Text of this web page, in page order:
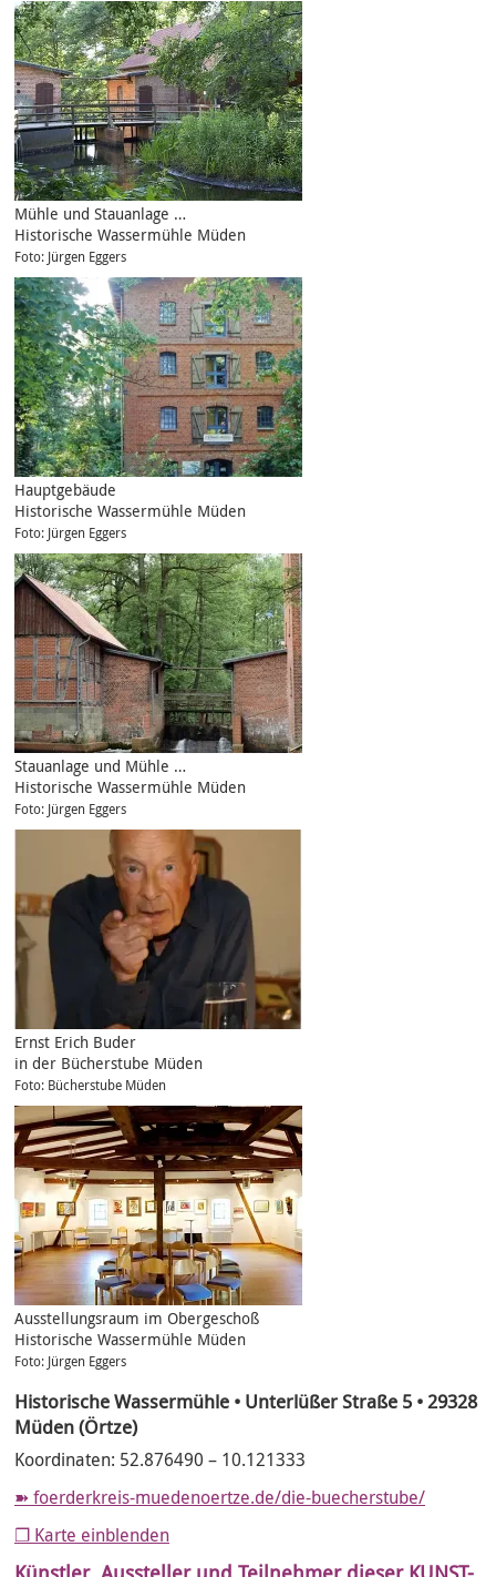
Mühle und Stauanlage …
Historische Wassermühle Müden
Foto: Jürgen Eggers
Hauptgebäude
Historische Wassermühle Müden
Foto: Jürgen Eggers
Stauanlage und Mühle …
Historische Wassermühle Müden
Foto: Jürgen Eggers
Ernst Erich Buder
in der Bücherstube Müden
Foto: Bücherstube Müden
Ausstellungsraum im Obergeschoß
Historische Wassermühle Müden
Foto: Jürgen Eggers
Historische Wassermühle • Unterlüßer Straße 5 • 29328
Müden (Örtze)
Koordinaten: 52.876490 – 10.121333
foerderkreis-muedenoertze.de/die-buecherstube/
❐ Karte einblenden